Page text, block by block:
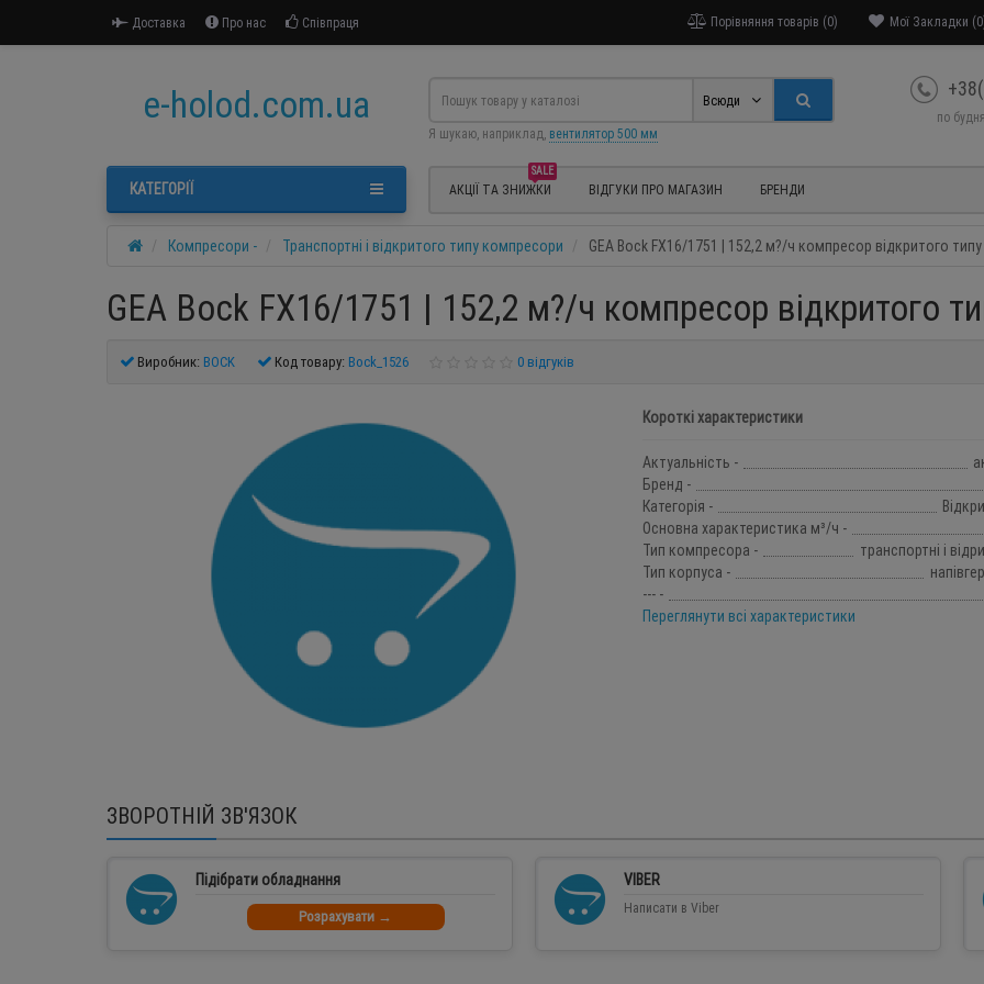
Доставка Про нас Співпраця Мої Закладки
Порівняння товарів (0)
e-holod.com.ua по
Всюди
Я шукаю, наприклад, вентилятор 500 мм
SALE
АКЦІЇ ТА ЗНИЖКИ ВІДГУКИ ПРО МАГАЗИН БРЕНДИ
КАТЕГОРІЇ
Компресори - Транспортні і відкритого типу компресори GEA Bock FX16/1751 | 152,2 м?/ч компресор відкритого типу
GEA Bock FX16/1751 | 152,2 м?/ч компресор відкритого
Виробник: BOCK Код товару: Bock_1526 0 відгуків
Короткі характеристики
Актуальність -
Бренд -
Категорія -
Основна характеристика м³/ч -
Тип компресора -
транспортні і
Тип корпуса -
--- -
Переглянути всі характеристики
ЗВОРОТНІЙ ЗВ'ЯЗОК
Підібрати обладнання
Розрахувати →
VIBER
Написати в Viber